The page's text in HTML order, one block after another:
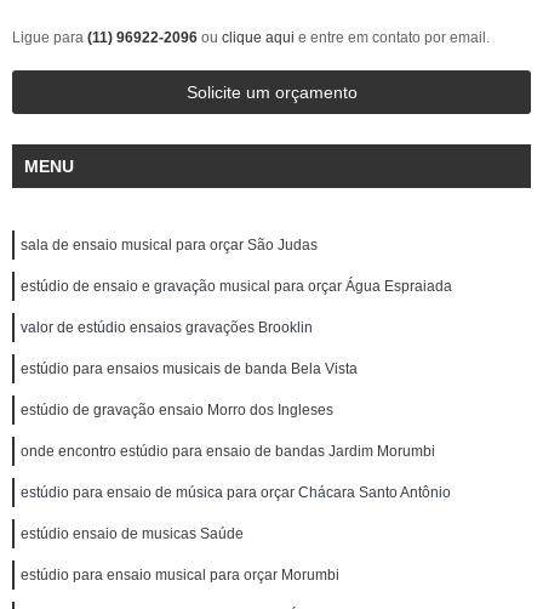
Ligue para (11) 96922-2096 ou clique aqui e entre em contato por email.
Solicite um orçamento
MENU
sala de ensaio musical para orçar São Judas
estúdio de ensaio e gravação musical para orçar Água Espraiada
valor de estúdio ensaios gravações Brooklin
estúdio para ensaios musicais de banda Bela Vista
estúdio de gravação ensaio Morro dos Ingleses
onde encontro estúdio para ensaio de bandas Jardim Morumbi
estúdio para ensaio de música para orçar Chácara Santo Antônio
estúdio ensaio de musicas Saúde
estúdio para ensaio musical para orçar Morumbi